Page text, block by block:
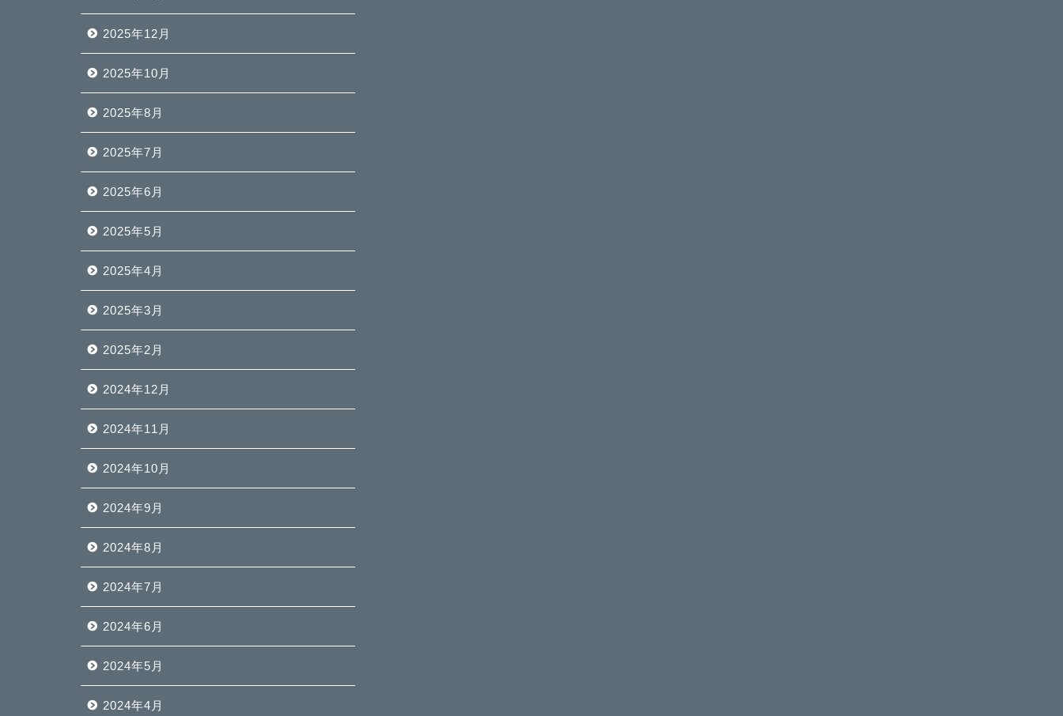
2025年12月
2025年10月
2025年8月
2025年7月
2025年6月
2025年5月
2025年4月
2025年3月
2025年2月
2024年12月
2024年11月
2024年10月
2024年9月
2024年8月
2024年7月
2024年6月
2024年5月
2024年4月